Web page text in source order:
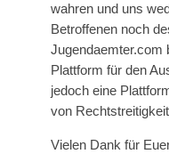
wahren und uns
Betroffenen noch
Jugendaemter.com
Plattform für den
jedoch eine
von
Vielen Dank für